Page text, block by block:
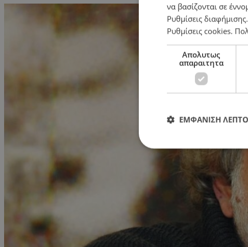
να βασίζονται σε
Ρυθμίσεις διαφήμισης
Ρυθμίσεις cookies.
Απολυτως
απαραιτητα
ΕΜΦΑΝΙΣΗ